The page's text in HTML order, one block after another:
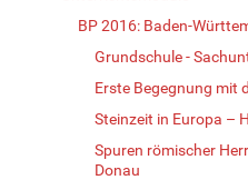
BP 2016: Baden-
Grundschule -
Erste Begegnung mit
Steinzeit in Europa –
Spuren römischer
Donau